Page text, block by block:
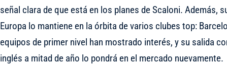
señal clara de que está en los planes de Scaloni. Además,
Europa lo mantiene en la órbita de varios clubes top:
equipos de primer nivel han mostrado interés, y su salida
inglés a mitad de año lo pondrá en el mercado nuevamente.